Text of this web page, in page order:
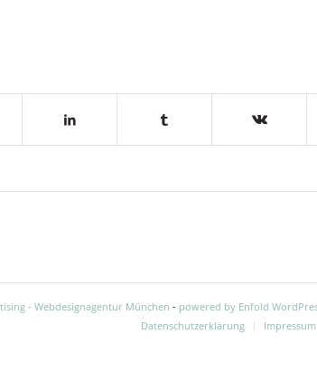
- Webdesignagentur München - powered by Enfold
Datenschutzerklärung
Impressum